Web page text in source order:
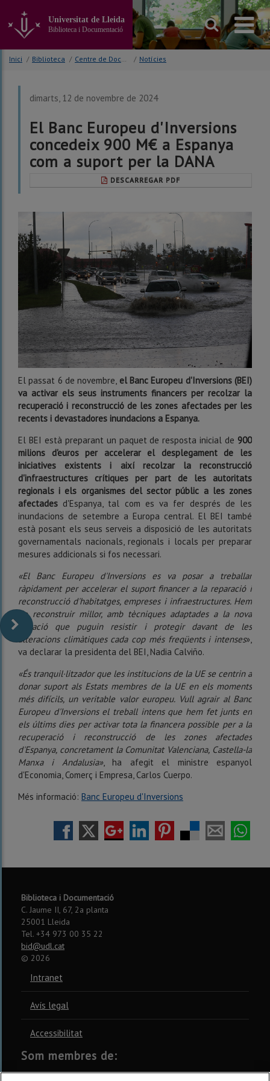
contingut
principal
Universitat de Lleida
Biblioteca i Documentació
Inici / Biblioteca / Centre de Documentació Europea (CDE) / Notícies
dimarts, 12 de novembre de 2024
El Banc Europeu d'Inversions
concedeix 900 M€ a Espanya
com a suport per la DANA
DESCARREGAR PDF
El passat 6 de novembre, el Banc Europeu d'Inversions (BEI)
va activar els seus instruments financers per recolzar la
recuperació i reconstrucció de les zones afectades per les
recents i devastadores inundacions a Espanya.
El BEI està preparant un paquet de resposta inicial de 900
milions d'euros per accelerar el desplegament de les
iniciatives existents i així recolzar la reconstrucció
d'infraestructures crítiques per part de les autoritats
regionals i els organismes del sector públic a les zones
afectades d'Espanya, tal com es va fer després de les
inundacions de setembre a Europa central. El BEI també
està posant els seus serveis a disposició de les autoritats
governamentals nacionals, regionals i locals per preparar
mesures addicionals si fos necessari.
«El Banc Europeu d'Inversions es va posar a treballar
ràpidament per accelerar el suport financer a la reparació i
reconstrucció d'habitatges, empreses i infraestructures. Hem
de reconstruir millor, amb tècniques adaptades a la nova
situació que puguin resistir i protegir davant de les
alteracions climàtiques cada cop més freqüents i intenses»,
va declarar la presidenta del BEI, Nadia Calviño.
«És tranquil·litzador que les institucions de la UE se centrin a
donar suport als Estats membres de la UE en els moments
més difícils, un veritable valor europeu. Vull agrair al Banc
Europeu d'Inversions el treball intens que hem fet junts en
els últims dies per activar tota la financera possible per a la
recuperació i reconstrucció de les zones afectades
d'Espanya, concretament la Comunitat Valenciana, Castella-la
Manxa i Andalusia», ha afegit el ministre espanyol
d'Economia, Comerç i Empresa, Carlos Cuerpo.
Més informació: Banc Europeu d'Inversions
Biblioteca i Documentació
C. Jaume II, 67, 2a planta
25001 Lleida
Tel. +34 973 00 35 22
bid@udl.cat
© 2026
Intranet
Avís legal
Accessibilitat
Som membres de:
CSUC REBIUN CRUE